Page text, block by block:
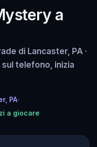
a
di Lancaster, PA ·
telefono, inizia
PA·
a giocare